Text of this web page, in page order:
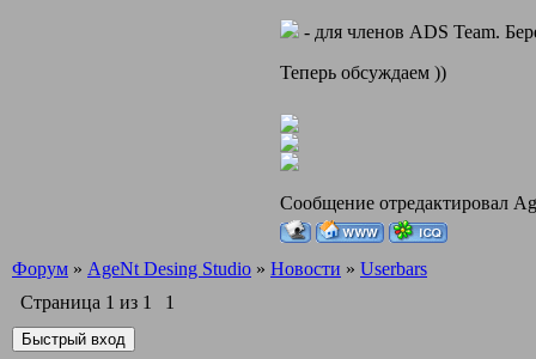
- для членов ADS Team.
Теперь обсуждаем ))
Сообщение отредактировал
Форум » AgeNt Desing Studio » Новости » Userbars
Страница 1 из 1 1